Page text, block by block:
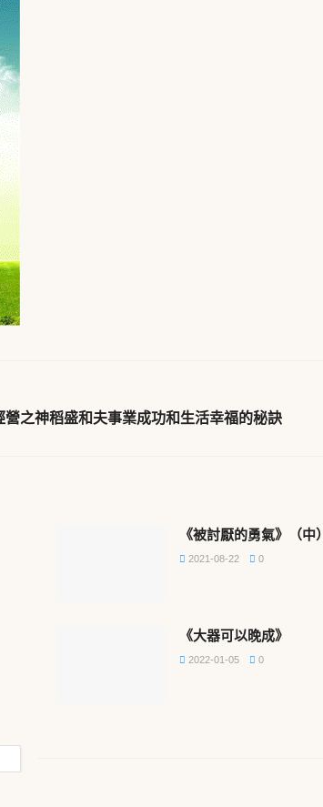
營之神稻盛和夫事業成功和生活幸福的秘訣
《被討厭的勇氣》（中）
2021-08-22 0
《大器可以晚成》
2022-01-05 0